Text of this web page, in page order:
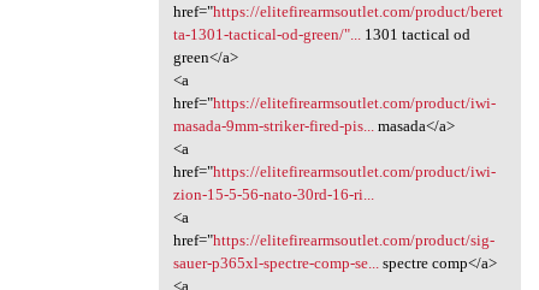
href="https://elitefirearmsoutlet.com/product/beret
ta-1301-tactical-od-green/"...
1301 tactical od
green</a>
<a
href="https://elitefirearmsoutlet.com/product/iwi-
masada-9mm-striker-fired-pis...
masada</a>
<a
href="https://elitefirearmsoutlet.com/product/iwi-
zion-15-5-56-nato-30rd-16-ri...
<a
href="https://elitefirearmsoutlet.com/product/sig-
sauer-p365xl-spectre-comp-se...
spectre comp</a>
<a